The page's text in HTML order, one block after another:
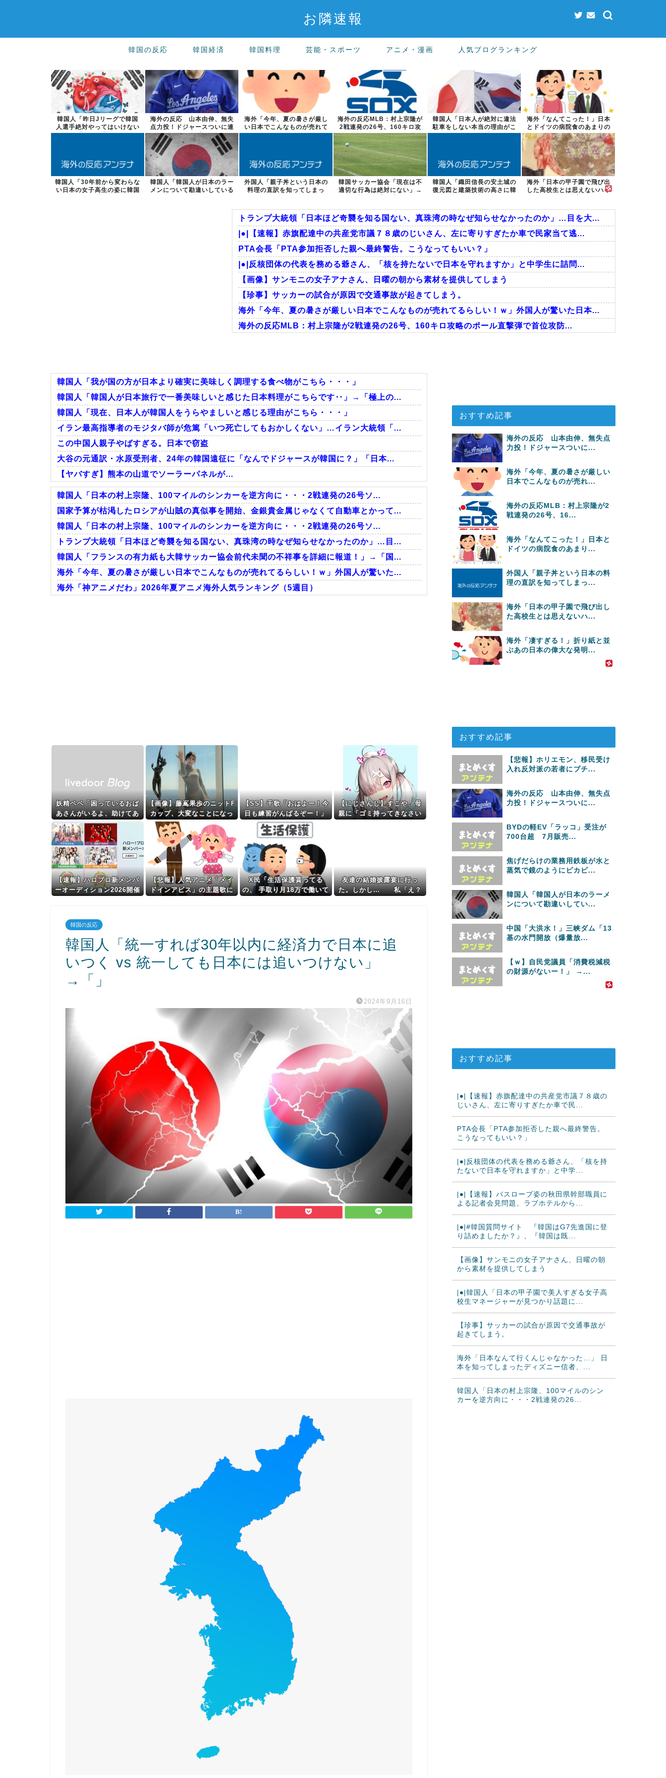
お隣速報
韓国の反応 韓国経済 韓国料理 芸能・スポーツ アニメ・漫画 人気ブログランキング
韓国人「昨日Jリーグで韓国
人選手絶対やってはいけない
プレーで退場...
海外の反応 山本由伸、無失
点力投！ドジャースついに連
敗ストップ！...
海外「今年、夏の暑さが厳し
い日本でこんなものが売れて
るらしい！ｗ...
海外の反応MLB：村上宗隆が
2戦連発の26号、160キロ攻
略のポ...
韓国人「日本人が絶対に違法
駐車をしない本当の理由がこ
ちら…」→「...
海外「なんてこった！」日本
とドイツの病院食のあまりの
差に海外が大...
韓国人「30年前から変わらな
い日本の女子高生の姿に韓国
韓国人「韓国人が日本のラー
メンについて勘違いしている
外国人「親子丼という日本の
料理の直訳を知ってしまっ
韓国サッカー協会「現在は不
適切な行為は絶対にない」→
韓国人「織田信長の安土城の
復元図と建築技術の高さに韓
海外「日本の甲子園で飛び出
した高校生とは思えないハイ
トランプ大統領「日本ほど奇襲を知る国ない、真珠湾の時なぜ知らせなかったのか」…目を大...
|●|【速報】赤旗配達中の共産党市議７８歳のじいさん、左に寄りすぎたか車で民家当て逃...
PTA会長「PTA参加拒否した親へ最終警告。こうなってもいい？」
|●|反核団体の代表を務める爺さん、「核を持たないで日本を守れますか」と中学生に詰問...
【画像】サンモニの女子アナさん、日曜の朝から素材を提供してしまう
【珍事】サッカーの試合が原因で交通事故が起きてしまう。
海外「今年、夏の暑さが厳しい日本でこんなものが売れてるらしい！ｗ」外国人が驚いた日本...
海外の反応MLB：村上宗隆が2戦連発の26号、160キロ攻略のポール直撃弾で首位攻防...
外国人「親子丼という日本の料理の直訳を知ってしまった…」
Powered by livedoor 相互RSS
韓国人「我が国の方が日本より確実に美味しく調理する食べ物がこちら・・・」
韓国人「韓国人が日本旅行で一番美味しいと感じた日本料理がこちらです‥」→「極上の...
韓国人「現在、日本人が韓国人をうらやましいと感じる理由がこちら・・・」
イラン最高指導者のモジタバ師が危篤「いつ死亡してもおかしくない」…イラン大統領「...
この中国人親子やばすぎる。日本で窃盗
大谷の元通訳・水原受刑者、24年の韓国遠征に「なんでドジャースが韓国に？」「日本...
【ヤバすぎ】熊本の山道でソーラーパネルが…
Powered by livedoor 相互RSS
韓国人「日本の村上宗隆、100マイルのシンカーを逆方向に・・・2戦連発の26号ソ...
国家予算が枯渇したロシアが山賊の真似事を開始、金銀貴金属じゃなくて自動車とかって...
韓国人「日本の村上宗隆、100マイルのシンカーを逆方向に・・・2戦連発の26号ソ...
トランプ大統領「日本ほど奇襲を知る国ない、真珠湾の時なぜ知らせなかったのか」…目...
韓国人「フランスの有力紙も大韓サッカー協会前代未聞の不祥事を詳細に報道！」→「国...
海外「今年、夏の暑さが厳しい日本でこんなものが売れてるらしい！ｗ」外国人が驚いた...
海外「神アニメだわ」2026年夏アニメ海外人気ランキング（5週目）
妖精ペペ「困っているおば
あさんがいるよ、助けてあ
げよう！」魔法少女ミミ
「うん！【マシュマロ マ
カロン きゅんっきゅん
☆】」ｷﾞｬｵ
【画像】藤嶌果歩のニットF
カップ、大変なことになっ
てるって...
【SS】千歌「おはよー！今
日も練習がんばるぞー！」
【にじさんじ】すこや、母
親に「ゴミ持ってきなさい
【速報】ハロプロ新メンバ
ーオーディション2026開催
【悲報】人気アニメ「メイ
ドインアビス」の主題歌に
X民「生活保護貰ってる
の、 手取り月18万で働いて
友達の結婚披露宴に行っ
た。しかし… 私「え？
韓国の反応
韓国人「統一すれば30年以内に経済力で日本に追
いつく vs 統一しても日本には追いつけない」
→「」
2024年9月16日
おすすめ記事
海外の反応 山本由伸、無失点
力投！ドジャースついに...
海外「今年、夏の暑さが厳しい
日本でこんなものが売れ...
海外の反応MLB：村上宗隆が2
戦連発の26号、16...
海外「なんてこった！」日本と
ドイツの病院食のあまり...
外国人「親子丼という日本の料
理の直訳を知ってしまっ...
海外「日本の甲子園で飛び出し
た高校生とは思えないハ...
海外「凄すぎる！」折り紙と並
ぶあの日本の偉大な発明...
おすすめ記事
【悲報】ホリエモン、移民受け
入れ反対派の若者にブチ...
海外の反応 山本由伸、無失点
力投！ドジャースついに...
BYDの軽EV「ラッコ」受注が
700台超 7月販売...
焦げだらけの業務用鉄板が水と
蒸気で鏡のようにピカピ...
韓国人「韓国人が日本のラーメ
ンについて勘違いしてい...
中国「大洪水！」三峡ダム「13
基の水門開放（爆量放...
【ｗ】自民党議員「消費税減税
の財源がないー！」 →...
おすすめ記事
|●|【速報】赤旗配達中の共産党市議７８歳の
じいさん、左に寄りすぎたか車で民...
PTA会長「PTA参加拒否した親へ最終警告。
こうなってもいい？」
|●|反核団体の代表を務める爺さん、「核を持
たないで日本を守れますか」と中学...
|●|【速報】バスローブ姿の秋田県幹部職員に
よる記者会見問題、ラブホテルから...
|●|#韓国質問サイト 『韓国はG7先進国に登
り詰めましたか？』、『韓国は既...
【画像】サンモニの女子アナさん、日曜の朝
から素材を提供してしまう
|●|韓国人「日本の甲子園で美人すぎる女子高
校生マネージャーが見つかり話題に...
【珍事】サッカーの試合が原因で交通事故が
起きてしまう。
海外「日本なんて行くんじゃなかった…」 日
本を知ってしまったディズニー信者、...
韓国人「日本の村上宗隆、100マイルのシン
カーを逆方向に・・・2戦連発の26...